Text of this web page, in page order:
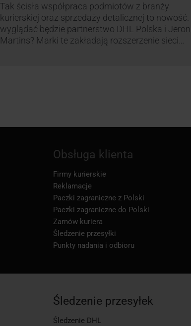
Tak ścisła współpraca podmiotów z branży
kurierskiej oraz sprzedaży detalicznej to nowość.
wyglądać będzie partnerstwo DHL Polska i
Martins? Marki te zakładają rozszerzenie sieci
Obsługa klienta
Firmy kurierskie
Reklamacje
Paczki zagraniczne z Polski
Paczki zagraniczne do Polski
Zamów kuriera
Śledzenie przesyłki
Punkty nadania i odbioru
Śledzenie przesyłek
Śledzenie DHL